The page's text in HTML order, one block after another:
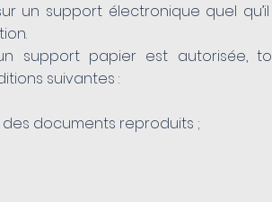
un support électronique quel
support papier est autorisée,
suivantes :
documents reproduits ;